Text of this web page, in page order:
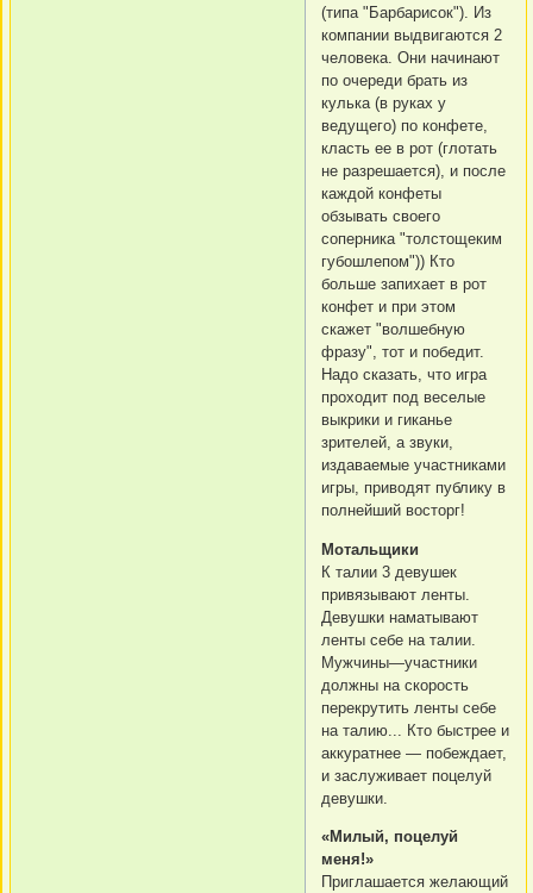
(типа "Барбарисок"). Из
компании выдвигаются 2
человека. Они начинают
по очереди брать из
кулька (в руках у
ведущего) по конфете,
класть ее в рот (глотать
не разрешается), и после
каждой конфеты
обзывать своего
соперника "толстощеким
губошлепом")) Кто
больше запихает в рот
конфет и при этом
скажет "волшебную
фразу", тот и победит.
Надо сказать, что игра
проходит под веселые
выкрики и гиканье
зрителей, а звуки,
издаваемые участниками
игры, приводят публику в
полнейший восторг!
Мотальщики
К талии 3 девушек
привязывают ленты.
Девушки наматывают
ленты себе на талии.
Мужчины—участники
должны на скорость
перекрутить ленты себе
на талию... Кто быстрее и
аккуратнее — побеждает,
и заслуживает поцелуй
девушки.
«Милый, поцелуй
меня!»
Приглашается желающий